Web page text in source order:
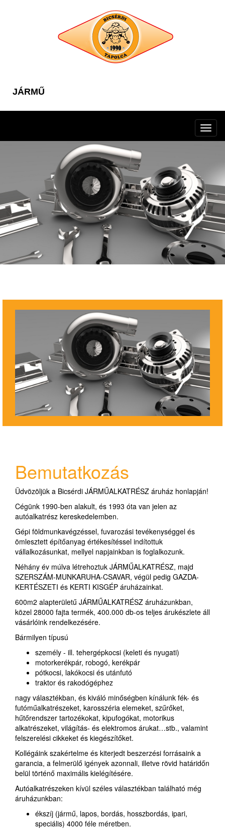
JÁRMŰ
Bemutatkozás
Üdvözöljük a Bicsérdi JÁRMŰALKATRÉSZ áruház honlapján!
Cégünk 1990-ben alakult, és 1993 óta van jelen az
autóalkatrész kereskedelemben.
Gépi földmunkavégzéssel, fuvarozási tevékenységgel és
ömlesztett építőanyag értékesítéssel indítottuk
vállalkozásunkat, mellyel napjainkban is foglalkozunk.
Néhány év múlva létrehoztuk JÁRMŰALKATRÉSZ, majd
SZERSZÁM-MUNKARUHA-CSAVAR, végül pedig GAZDA-
KERTÉSZETI és KERTI KISGÉP áruházainkat.
600m2 alapterületű JÁRMŰALKATRÉSZ áruházunkban,
közel 28000 fajta termék, 400.000 db-os teljes árukészlete áll
vásárlóink rendelkezésére.
Bármilyen típusú
személy - ill. tehergépkocsi (keleti és nyugati)
motorkerékpár, robogó, kerékpár
pótkocsi, lakókocsi és utánfutó
traktor és rakodógéphez
nagy választékban, és kiváló minőségben kínálunk fék- és
futóműalkatrészeket, karosszéria elemeket, szűrőket,
hűtőrendszer tartozékokat, kipufogókat, motorikus
alkatrészeket, világítás- és elektromos árukat…stb., valamint
felszerelési cikkeket és kiegészítőket.
Kollégáink szakértelme és kiterjedt beszerzési forrásaink a
garancia, a felmerülő igények azonnali, illetve rövid határidőn
belül történő maximális kielégítésére.
Autóalkatrészeken kívül széles választékban található még
áruházunkban:
ékszíj (jármű, lapos, bordás, hosszbordás, ipari,
speciális) 4000 féle méretben.